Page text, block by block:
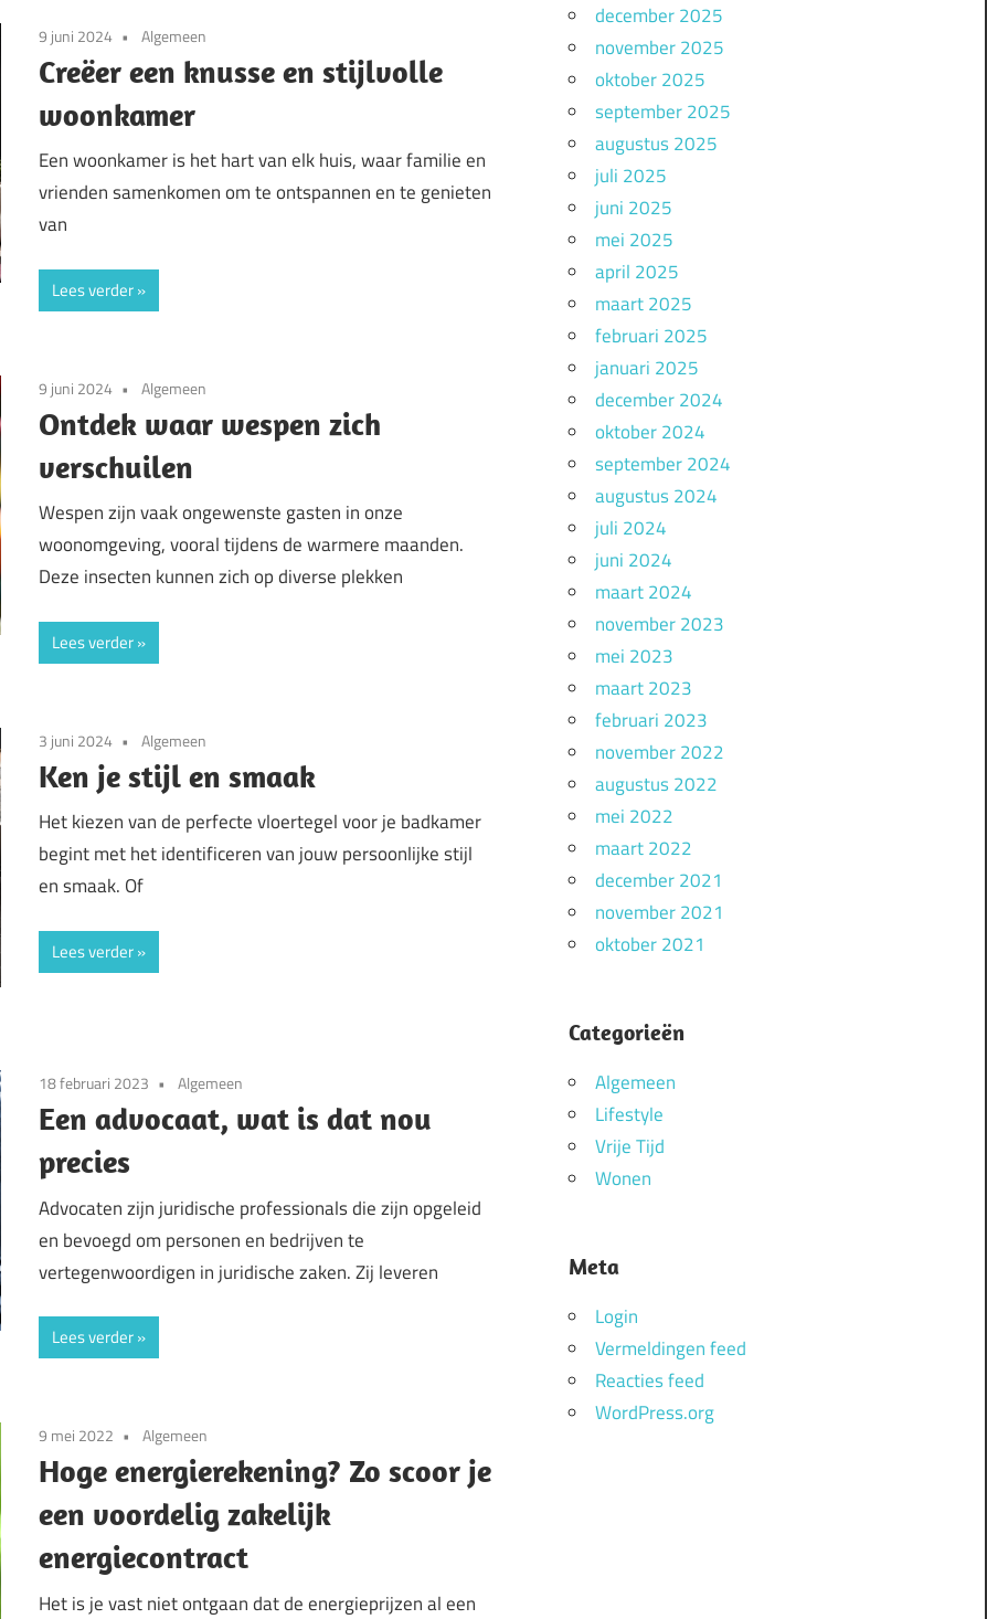
9 juni 2024 Algemeen
Creëer een knusse en stijlvolle
woonkamer
Een woonkamer is het hart van elk huis, waar familie en
vrienden samenkomen om te ontspannen en te genieten
van
Lees verder
9 juni 2024 Algemeen
Ontdek waar wespen zich
verschuilen
Wespen zijn vaak ongewenste gasten in onze
woonomgeving, vooral tijdens de warmere maanden.
Deze insecten kunnen zich op diverse plekken
Lees verder
3 juni 2024 Algemeen
Ken je stijl en smaak
Het kiezen van de perfecte vloertegel voor je badkamer
begint met het identificeren van jouw persoonlijke stijl
en smaak. Of
Lees verder
18 februari 2023 Algemeen
Een advocaat, wat is dat nou
precies
Advocaten zijn juridische professionals die zijn opgeleid
en bevoegd om personen en bedrijven te
vertegenwoordigen in juridische zaken. Zij leveren
Lees verder
9 mei 2022 Algemeen
Hoge energierekening? Zo scoor je
een voordelig zakelijk
energiecontract
Het is je vast niet ontgaan dat de energieprijzen al een
december 2025
november 2025
oktober 2025
september 2025
augustus 2025
juli 2025
juni 2025
mei 2025
april 2025
maart 2025
februari 2025
januari 2025
december 2024
oktober 2024
september 2024
augustus 2024
juli 2024
juni 2024
maart 2024
november 2023
mei 2023
maart 2023
februari 2023
november 2022
augustus 2022
mei 2022
maart 2022
december 2021
november 2021
oktober 2021
Categorieën
Algemeen
Lifestyle
Vrije Tijd
Wonen
Meta
Login
Vermeldingen feed
Reacties feed
WordPress.org